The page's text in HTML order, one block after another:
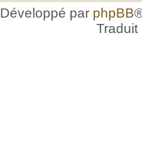
Développé par phpBB